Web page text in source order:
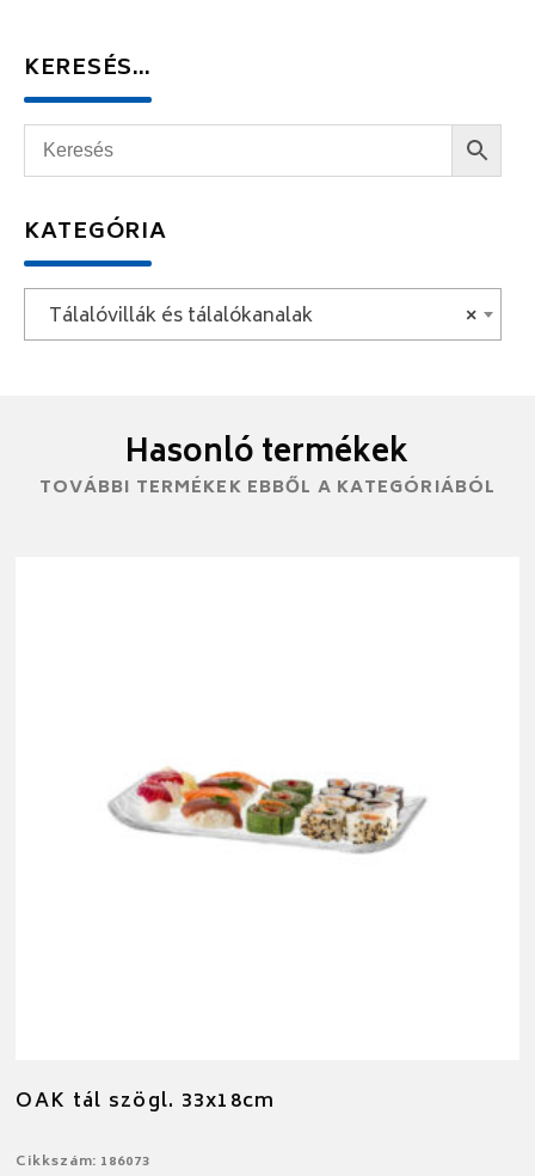
KERESÉS…
KATEGÓRIA
×
Tálalóvillák és tálalókanalak
Hasonló termékek
TOVÁBBI TERMÉKEK EBBŐL A KATEGÓRIÁBÓL
OAK tál szögl. 33x18cm
Cikkszám: 186073